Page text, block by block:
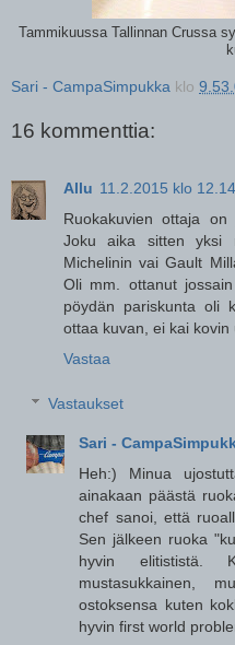
Tammikuussa Tallinnan Crussa
Sari - CampaSimpukka klo
16 kommenttia:
Allu 11.2.2015 klo
Ruokakuvien ottaja on
Joku aika sitten yksi
Michelinin vai Gault
Oli mm. ottanut
pöydän pariskunta oli
ottaa kuvan, ei kai kovin
Vastaa
Vastaukset
Sari -
Heh:) Minua
ainakaan päästä
chef sanoi, että
Sen jälkeen ruoka
hyvin elitististä.
mustasukkainen,
ostoksensa kuten
hyvin first world